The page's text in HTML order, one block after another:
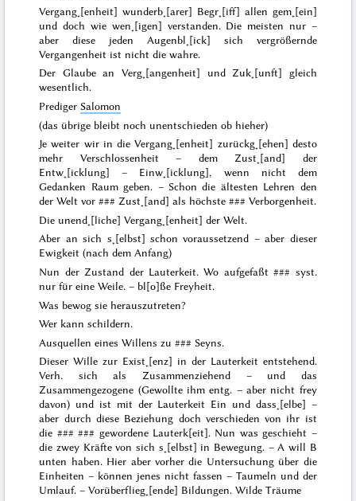
Vergang˖[enheit] wunderb˖[arer] Begr˖[iff] allen gem˖[ein]
und doch wie wen˖[igen] verstanden. Die meisten nur –
aber diese jeden Augenbl˖[ick] sich vergrößernde
Vergangenheit ist nicht die wahre.
Der Glaube an Verg˖[angenheit] und Zuk˖[unft] gleich
wesentlich.
Prediger Salomon
(das übrige bleibt noch unentschieden ob hieher)
Je weiter wir in die Vergang˖[enheit] zurückg˖[ehen] desto
mehr Verschlossenheit – dem Zust˖[and] der
Entw˖[icklung] – Einw˖[icklung], wenn nicht dem
Gedanken Raum geben. – Schon die ältesten Lehren den
der Welt vor### Zust˖[and] als höchste### Verborgenheit.
Die unend˖[liche] Vergang˖[enheit] der Welt.
Aber an sich s˖[elbst] schon voraussetzend – aber dieser
Ewigkeit (nach dem Anfang)
Nun der Zustand der Lauterkeit. Wo aufgefaßt### syst.
nur für eine Weile. – bl[o]ße Freyheit.
Was bewog sie herauszutreten?
Wer kann schildern.
Ausquellen eines Willens zu### Seyns.
Dieser Wille zur Exist˖[enz] in der Lauterkeit entstehend.
Verh. sich als Zusammenziehend – und das
Zusammengezogene (Gewollte ihm entg. – aber nicht frey
davon) und ist mit der Lauterkeit Ein und dass˖[elbe] –
aber durch diese Beziehung doch verschieden von ihr ist
die ### ### gewordene Lauterk[eit]. Nun was geschieht –
die zwey Kräfte von sich s˖[elbst] in Bewegung. – A will B
unten haben. Hier aber vorher die Untersuchung über die
Einheiten – können jenes nicht fassen – Taumeln und der
Umlauf. – Vorüberflieg˖[ende] Bildungen. Wilde Träume